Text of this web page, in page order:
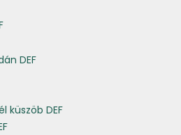
DEF
küszöb DEF